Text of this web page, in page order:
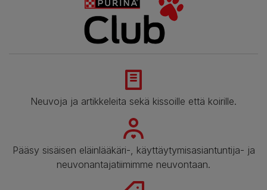
Neuvoja ja artikkeleita sekä kissoille että koirille.
Pääsy sisäisen eläinlääkäri-, käyttäytymisasiantuntija- ja
neuvonantajatiimimme neuvontaan.